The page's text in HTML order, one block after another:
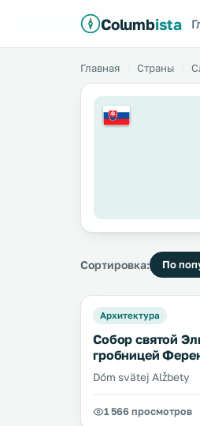
Columbista
Главная Страны
Сортировка: По
Архитектура
Собор святой
гробницей
Dóm svätej Alžbety
1 566 просмотров